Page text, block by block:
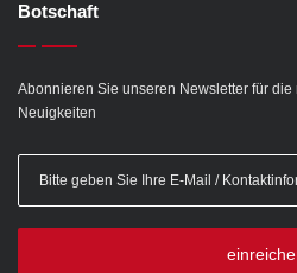
Botschaft
Abonnieren Sie unseren Newsletter für die
Neuigkeiten